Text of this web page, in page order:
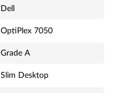
Dell
OptiPlex 7050
Grade A
Slim Desktop